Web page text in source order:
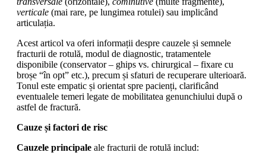
verticale (mai rare, pe lungimea rotulei) sau implicând
articulația.
Acest articol va oferi informații despre cauzele și semnele
fracturii de rotulă, modul de diagnostic, tratamentele
disponibile (conservator – ghips vs. chirurgical – fixare cu
broșe “în opt” etc.), precum și sfaturi de recuperare ulterioară.
Tonul este empatic și orientat spre pacienți, clarificând
eventualele temeri legate de mobilitatea genunchiului după o
astfel de fractură.
Cauze și factori de risc
Cauzele principale ale fracturii de rotulă includ: